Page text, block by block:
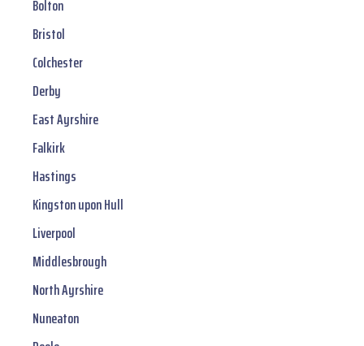
Bolton
Bristol
Colchester
Derby
East Ayrshire
Falkirk
Hastings
Kingston upon Hull
Liverpool
Middlesbrough
North Ayrshire
Nuneaton